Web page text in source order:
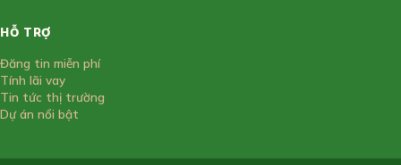
HỖ TRỢ
Đăng tin miễn phí
Tính lãi vay
Tin tức thị trường
Dự án nổi bật